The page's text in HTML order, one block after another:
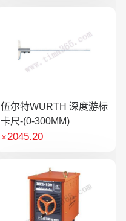
伍尔特WURTH 深度游标
卡尺-(0-300MM)
￥2045.20